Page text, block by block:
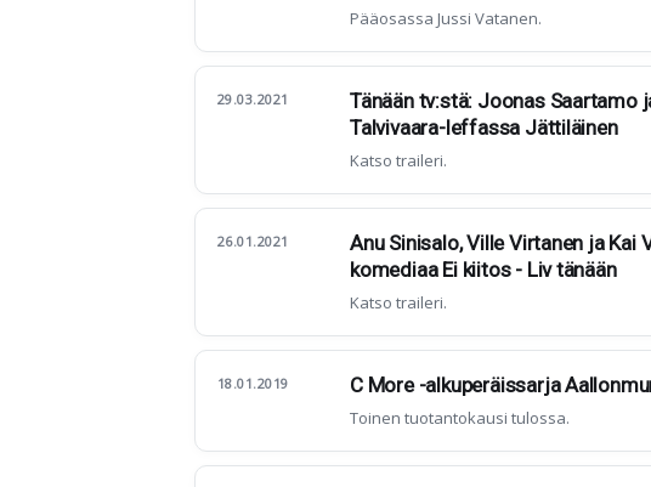
Pääosassa Jussi Vatanen.
29.03.2021
Tänään tv:stä: Joonas Saartamo
Talvivaara-leffassa Jättiläinen
Katso traileri.
26.01.2021
Anu Sinisalo, Ville Virtanen ja
komediaa Ei kiitos - Liv tänään
Katso traileri.
18.01.2019 C More -alkuperäissarja
Toinen tuotantokausi tulossa.